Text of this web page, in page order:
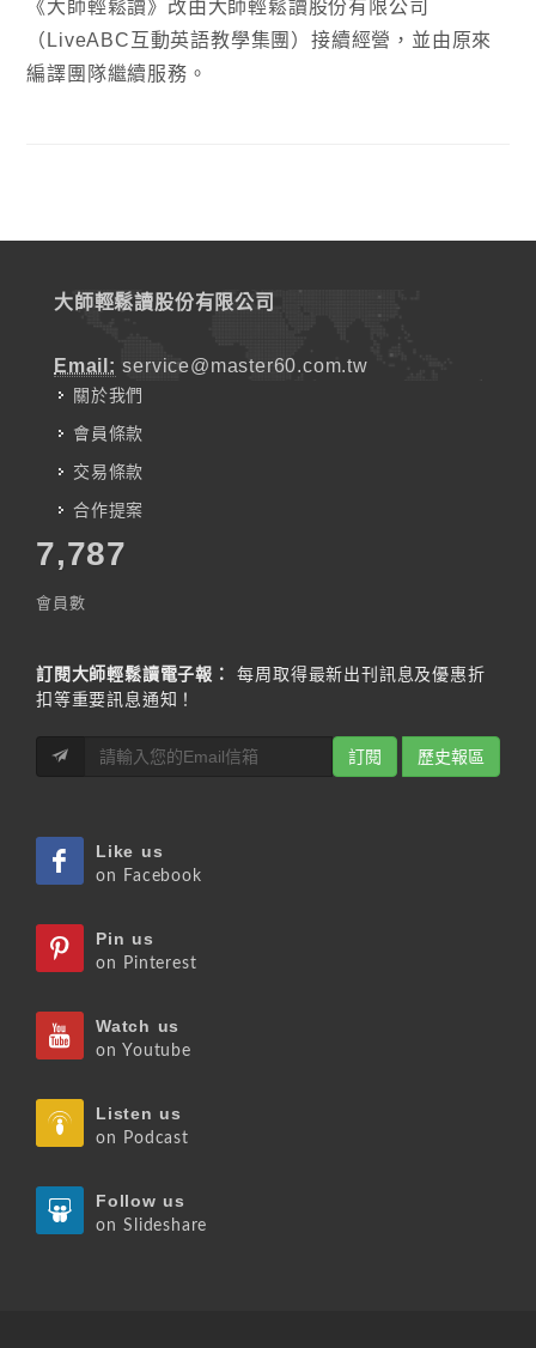
《大師輕鬆讀》改由大師輕鬆讀股份有限公司
（LiveABC互動英語教學集團）接續經營，並由原來
編譯團隊繼續服務。
大師輕鬆讀股份有限公司
Email: service@master60.com.tw
關於我們
會員條款
交易條款
合作提案
7,787
會員數
訂閱大師輕鬆讀電子報：
每周取得最新出刊訊息及優惠折
扣等重要訊息通知！
訂閱 歷史報區
Like us
on Facebook
Pin us
on Pinterest
Watch us
on Youtube
Listen us
on Podcast
Follow us
on Slideshare